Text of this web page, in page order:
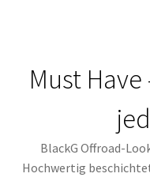
Must
BlackG Offroad-
Hochwertig